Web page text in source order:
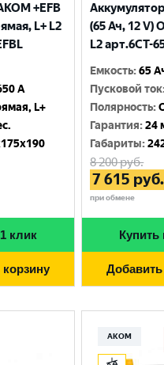
+EFB
L+ L2
A
L+
клик
(65 Ач, 12 V)
L2 арт.6CT-
Емкость:65
Пусковой ток
Полярность:
Гарантия:24
Габариты:
8 200руб.
7 615 руб.
при обмене
Купить
АКОМ